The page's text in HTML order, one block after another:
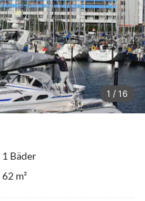
1 / 16
1 Bäder
62 m²